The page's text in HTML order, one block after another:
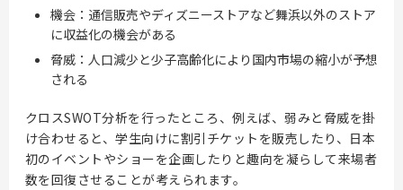
機会：通信販売やディズニーストアなど舞浜以外のストア
に収益化の機会がある
脅威：人口減少と少子高齢化により国内市場の縮小が予想
される
クロスSWOT分析を行ったところ、例えば、弱みと脅威を掛
け合わせると、学生向けに割引チケットを販売したり、日本
初のイベントやショーを企画したりと趣向を凝らして来場者
数を回復させることが考えられます。